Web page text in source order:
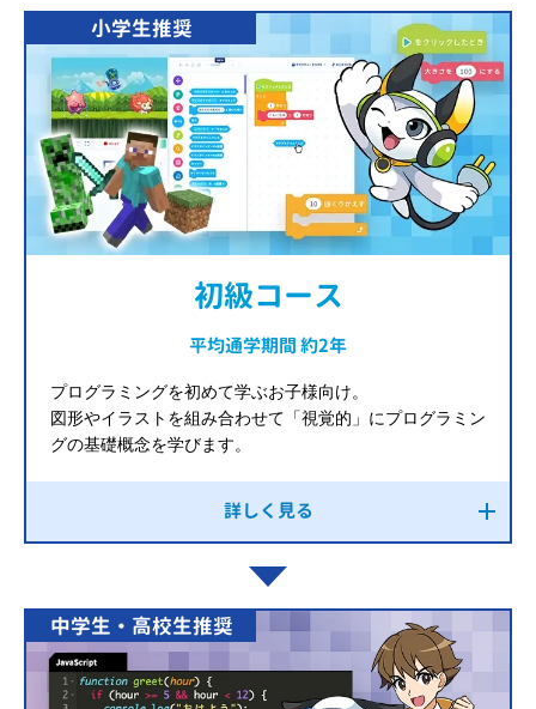
小学生推奨
初級コース
平均通学期間 約2年
プログラミングを初めて学ぶお子様向け。
図形やイラストを組み合わせて「視覚的」にプログラミン
グの基礎概念を学びます。
詳しく見る
中学生・高校生推奨